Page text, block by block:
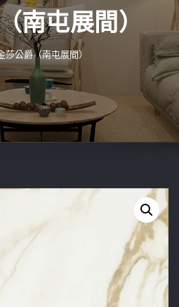
南屯展間）
莎公爵（南屯展間）